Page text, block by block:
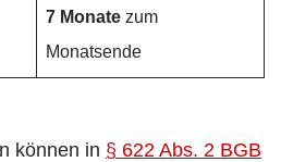
7 Monate zum
Monatsende
können in § 622 Abs. 2 BGB